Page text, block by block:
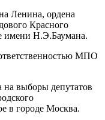
Ленина, ордена
Красного
имени Н.Э.Баумана.
МПО
выборы депутатов
в городе Москва.